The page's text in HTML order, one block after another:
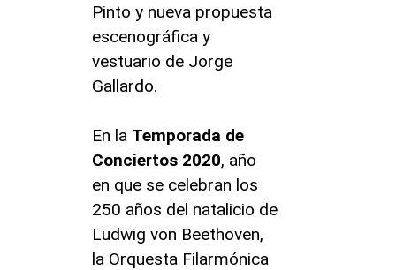
Pinto y nueva propuesta
escenográfica y
vestuario de Jorge
Gallardo.
En la Temporada de
Conciertos 2020, año
en que se celebran los
250 años del natalicio de
Ludwig von Beethoven,
la Orquesta Filarmónica